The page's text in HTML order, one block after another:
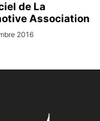
de La
Association
2016